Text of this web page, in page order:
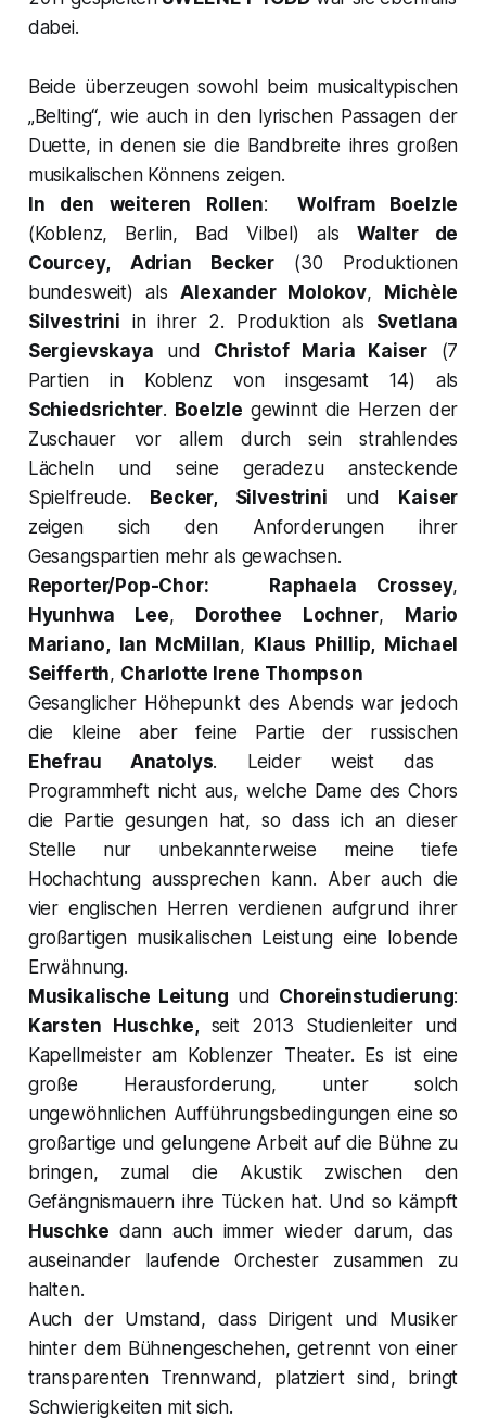
dabei.
Beide überzeugen sowohl beim musicaltypischen
„Belting“, wie auch in den lyrischen Passagen der
Duette, in denen sie die Bandbreite ihres großen
musikalischen Könnens zeigen.
In den weiteren Rollen:
Wolfram Boelzle
(Koblenz, Berlin, Bad Vilbel) als Walter de
Courcey,
Adrian Becker (30 Produktionen
bundesweit) alsAlexander Molokov, Michèle
Silvestrini in ihrer 2. Produktion als Svetlana
Sergievskaya und Christof Maria Kaiser (7
Partien in Koblenz von insgesamt 14) als
Schiedsrichter. Boelzle gewinnt die Herzen der
Zuschauer vor allem durch sein strahlendes
Lächeln und seine geradezu ansteckende
Spielfreude. Becker, Silvestrini und Kaiser
zeigen sich den Anforderungen ihrer
Gesangspartien mehr als gewachsen.
Reporter/Pop-Chor:
Raphaela Crossey,
Hyunhwa Lee, Dorothee Lochner, Mario
Mariano, Ian McMillan, Klaus Phillip, Michael
Seifferth, Charlotte Irene Thompson
Gesanglicher Höhepunkt des Abends war jedoch
die kleine aber feine Partie der russischen
Ehefrau Anatolys. Leider weist das
Programmheft nicht aus, welche Dame des Chors
die Partie gesungen hat, so dass ich an dieser
Stelle nur unbekannterweise meine tiefe
Hochachtung aussprechen kann. Aber auch die
vier englischen Herren verdienen aufgrund ihrer
großartigen musikalischen Leistung eine lobende
Erwähnung.
Musikalische Leitung und Choreinstudierung:
Karsten Huschke,seit 2013 Studienleiter und
Kapellmeister am Koblenzer Theater. Es ist eine
große Herausforderung, unter solch
ungewöhnlichen Aufführungsbedingungen eine so
großartige und gelungene Arbeit auf die Bühne zu
bringen, zumal die Akustik zwischen den
Gefängnismauern ihre Tücken hat. Und so kämpft
Huschke dann auch immer wieder darum, das
auseinander laufende Orchester zusammen zu
halten.
Auch der Umstand, dass Dirigent und Musiker
hinter dem Bühnengeschehen, getrennt von einer
transparenten Trennwand, platziert sind, bringt
Schwierigkeiten mit sich.